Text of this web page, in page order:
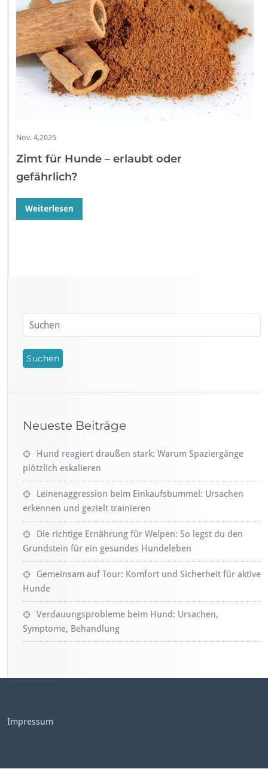
Nov. 4,2025
Zimt für Hunde – erlaubt oder
gefährlich?
Weiterlesen
Neueste Beiträge
Hund reagiert draußen stark: Warum Spaziergänge
plötzlich eskalieren
Leinenaggression beim Einkaufsbummel: Ursachen
erkennen und gezielt trainieren
Die richtige Ernährung für Welpen: So legst du den
Grundstein für ein gesundes Hundeleben
Gemeinsam auf Tour: Komfort und Sicherheit für aktive
Hunde
Verdauungsprobleme beim Hund: Ursachen,
Symptome, Behandlung
Impressum